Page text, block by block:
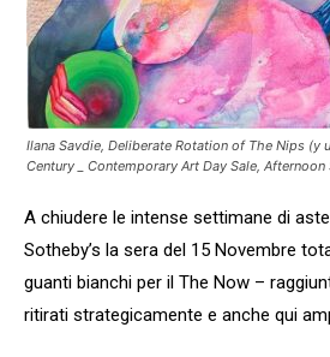
Ilana Savdie, Deliberate Rotation of The Nips (y
Century _ Contemporary Art Day Sale,
A chiudere le intense settimane di
Sotheby’s la sera del 15 Novembre
guanti bianchi per il The Now –
ritirati strategicamente e anche qui